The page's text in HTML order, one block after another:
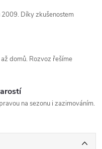
Díky zkušenostem
domů. Rozvoz řešíme
na sezonu i zazimováním.